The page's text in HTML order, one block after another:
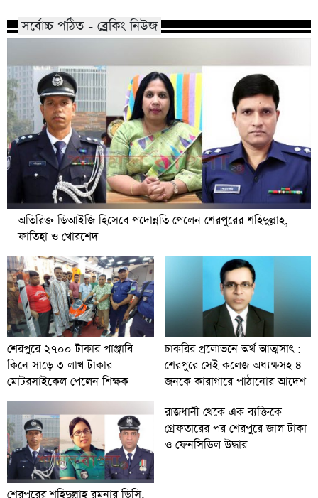
সর্বোচ্চ পঠিত - ব্রেকিং নিউজ
অতিরিক্ত ডিআইজি হিসেবে পদোন্নতি পেলেন শেরপুরের শহিদুল্লাহ,
ফাতিহা ও খোরশেদ
শেরপুরে ২৭০০ টাকার পাঞ্জাবি
কিনে সাড়ে ৩ লাখ টাকার
মোটরসাইকেল পেলেন শিক্ষক
চাকরির প্রলোভনে অর্থ আত্মসাৎ :
শেরপুরে সেই কলেজ অধ্যক্ষসহ ৪
জনকে কারাগারে পাঠানোর আদেশ
রাজধানী থেকে এক ব্যক্তিকে
গ্রেফতারের পর শেরপুরে জাল টাকা
ও ফেনসিডিল উদ্ধার